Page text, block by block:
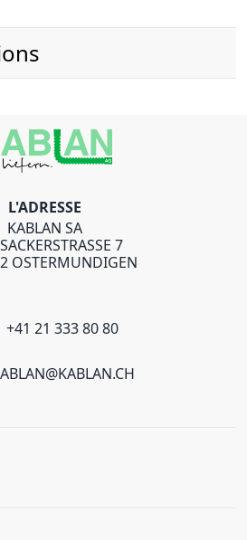
L'ADRESSE
KABLAN SA
7
OSTERMUNDIGEN
+41 21 333 80 80